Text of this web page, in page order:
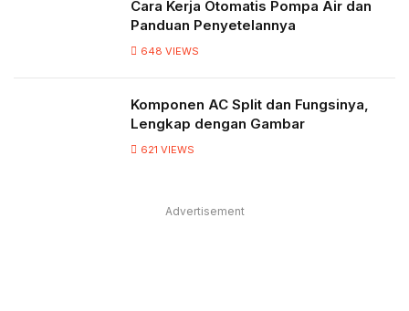
Cara Kerja Otomatis Pompa Air dan
Panduan Penyetelannya
648 VIEWS
Komponen AC Split dan Fungsinya,
Lengkap dengan Gambar
621 VIEWS
Advertisement